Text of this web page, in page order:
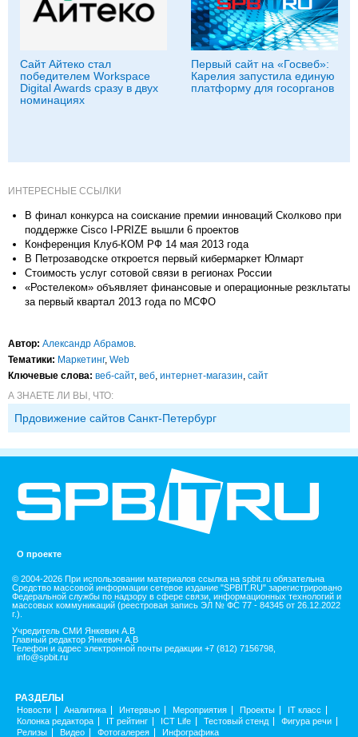
Сайт Айтеко стал
победителем Workspace
Digital Awards сразу в двух
номинациях
Первый сайт на «Госвеб»:
Карелия запустила единую
платформу для госорганов
ИНТЕРЕСНЫЕ ССЫЛКИ
В финал конкурса на соискание премии инноваций Сколково при
поддержке Cisco I-PRIZE вышли 6 проектов
Конференция Клуб-КОМ РФ 14 мая 2013 года
В Петрозаводске откроется первый кибермаркет Юлмарт
Стоимость услуг сотовой связи в регионах России
«Ростелеком» объявляет финансовые и операционные резкльтаты
за первый квартал 201З года по МСФО
Автор: Александр Абрамов
Тематики: Маркетинг, Web
Ключевые слова: веб-сайт, веб интернет-магазин сайт
А ЗНАЕТЕ ЛИ ВЫ, ЧТО:
Прдовижение сайтов Санкт-Петербург
О проекте
© 2004-2026 При использовании материалов ссылка на spbit.ru обязательна
Средство массовой информации сетевое издание "SPBIT.RU" зарегистрировано
Федеральной службы по надзору в сфере связи, информационных технологий и
массовых коммуникаций (реестровая запись ЭЛ № ФС 77 - 84345 от 26.12.2022
г.).
Учредитель СМИ Янкевич А.В
Главный редактор Янкевич А.В
Телефон и адрес электронной почты редакции +7 (812) 7156798,
info@spbit.ru
РАЗДЕЛЫ
Новости Аналитика Интервью Мероприятия Проекты
IT класс
Колонка редактора
IT рейтинг ICT Life Тестовый стенд
Фигура речи
Релизы
Видео Фотогалерея Инфографика